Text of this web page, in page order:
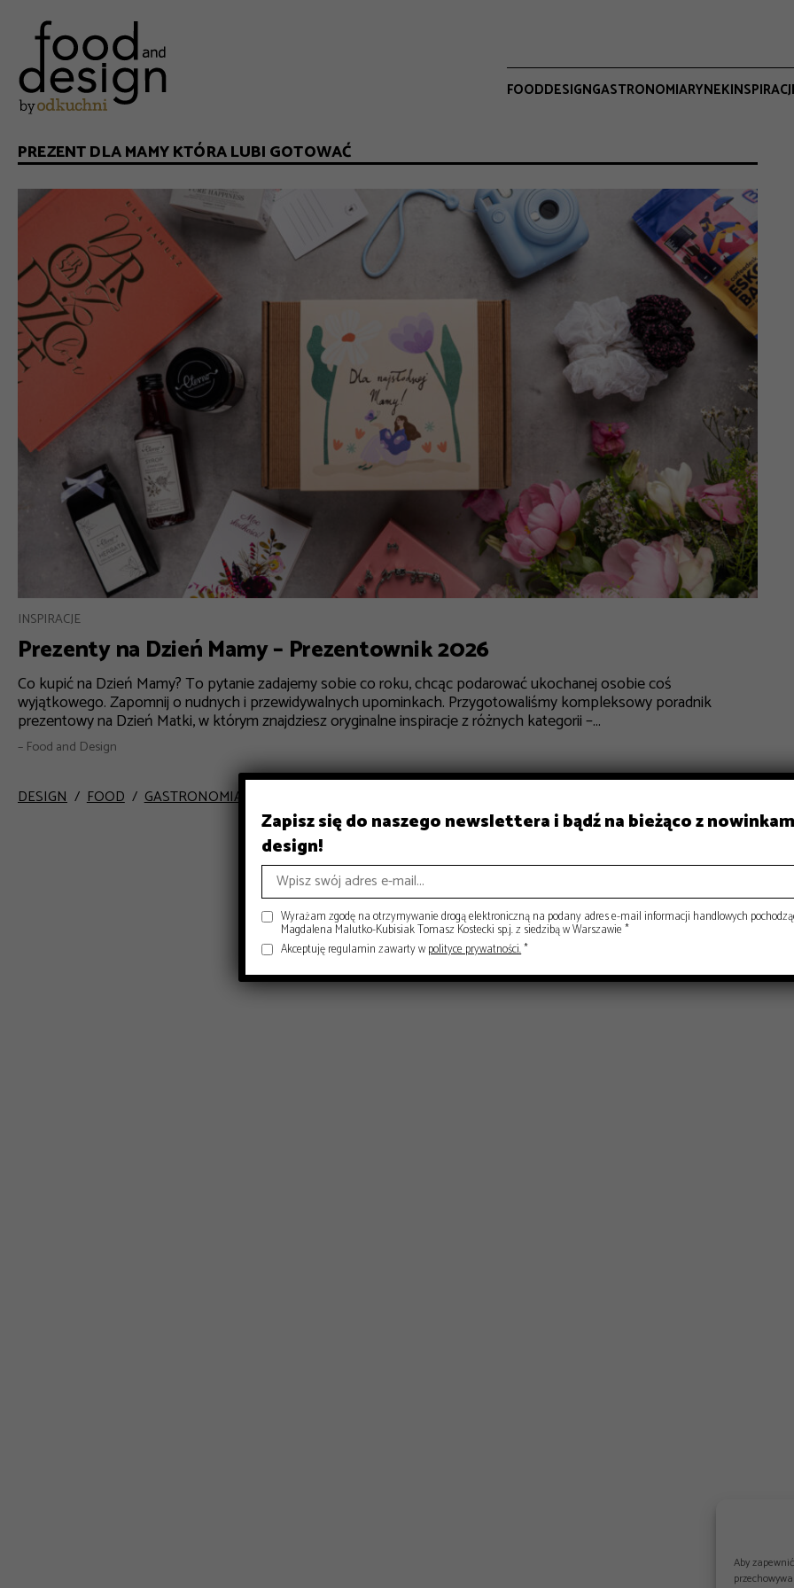
Aby
FOODDESIGNGASTRONOMIARYNEK
PREZENT DLA MAMY KTÓRA LUBI GOTOWAĆ
INSPIRACJE
Prezenty na Dzień Mamy – Prezentownik 2026
Co kupić na Dzień Mamy? To pytanie zadajemy sobie co roku, chcąc podarować ukochanej osobie coś
wyjątkowego. Zapomnij o nudnych i przewidywalnych upominkach. Przygotowaliśmy kompleksowy poradnik
prezentowy na Dzień Matki, w którym znajdziesz oryginalne inspiracje z różnych kategorii –...
– Food and Design
DESIGN FOOD GASTRONOMIA
Zapisz się do naszego newslettera i bądź na bieżąco z
design!
Wyrażam zgodę na otrzymywanie drogą elektroniczną na podany adres e-mail informacji handlowych
Magdalena Malutko-Kubisiak Tomasz Kostecki sp.j. z siedzibą w Warszawie *
Akceptuję regulamin zawarty wpolityce prywatności.*